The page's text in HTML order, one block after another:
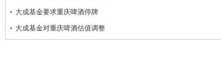
大成基金要求重庆啤酒停牌
大成基金对重庆啤酒估值调整